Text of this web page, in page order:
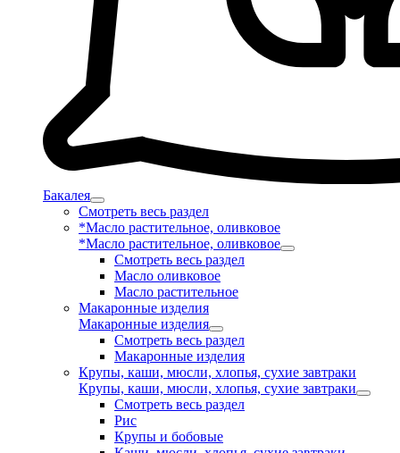
Бакалея
Смотреть весь раздел
*Масло растительное, оливковое
*Масло растительное, оливковое
Смотреть весь раздел
Масло оливковое
Масло растительное
Макаронные изделия
Макаронные изделия
Смотреть весь раздел
Макаронные изделия
Крупы, каши, мюсли, хлопья, сухие завтраки
Крупы, каши, мюсли, хлопья, сухие завтраки
Смотреть весь раздел
Рис
Крупы и бобовые